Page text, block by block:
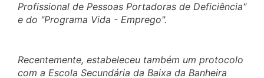
Profissional de Pessoas Portadoras de Deficiência"
e do "Programa Vida - Emprego".
Recentemente, estabeleceu também um protocolo
com a Escola Secundária da Baixa da Banheira